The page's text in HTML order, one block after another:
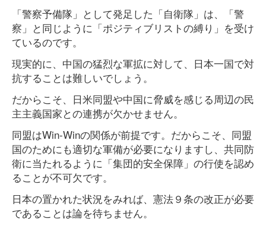
「警察予備隊」として発足した「自衛隊」は、「警
察」と同じように「ポジティブリストの縛り」を受け
ているのです。
現実的に、中国の猛烈な軍拡に対して、日本一国で対
抗することは難しいでしょう。
だからこそ、日米同盟や中国に脅威を感じる周辺の民
主主義国家との連携が欠かせません。
同盟はWin-Winの関係が前提です。だからこそ、同盟
国のためにも適切な軍備が必要になりますし、共同防
衛に当たれるように「集団的安全保障」の行使を認め
ることが不可欠です。
日本の置かれた状況をみれば、憲法９条の改正が必要
であることは論を待ちません。